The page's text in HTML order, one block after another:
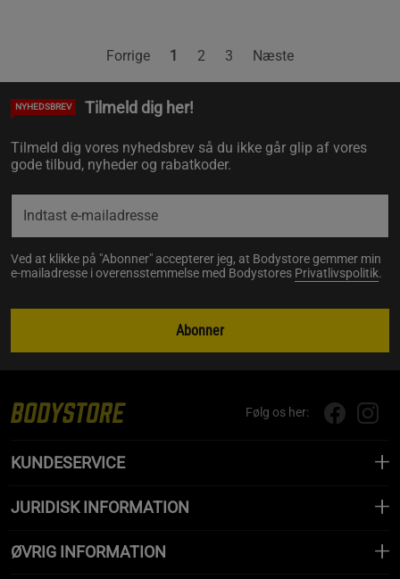
Forrige 1 2 3 Næste
NYHEDSBREV Tilmeld dig her!
Tilmeld dig vores nyhedsbrev så du ikke går glip af vores
gode tilbud, nyheder og rabatkoder.
Ved at klikke på "Abonner" accepterer jeg, at Bodystore gemmer min
e-mailadresse i overensstemmelse med Bodystores Privatlivspolitik.
Abonner
Følg os her:
KUNDESERVICE
JURIDISK INFORMATION
ØVRIG INFORMATION